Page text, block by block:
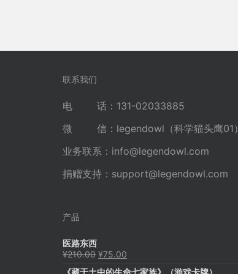
联系我们
电 话：131-02033885
微 信：legendowl（科学猫头鹰01）
业务联系： info@legendowl.com
捐赠支持： support@legendowl.com
产品
医路东西
¥210.00 原
¥75.00